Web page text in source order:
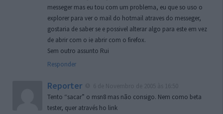
messeger mas eu tou com um problema, eu que so uso o
explorer para ver o mail do hotmail atraves do messeger,
gostaria de saber se e possivel alterar algo para este em vez
de abrir com o ie abrir com o firefox.
Sem outro assunto Rui
Responder
Reporter
Tento “sacar” o msn8 mas não consigo. Nem como beta
tester, quer através ho link